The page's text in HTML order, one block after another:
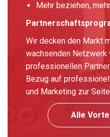
Mehr beziehen,
Wir decken den Markt
wachsenden Netzwerk
professionellen
Bezug auf
und Marketing zur
Alle